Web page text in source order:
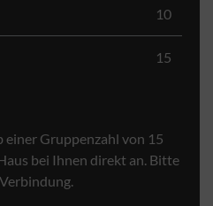
10
15
einer Gruppenzahl von 15
bei Ihnen direkt an. Bitte